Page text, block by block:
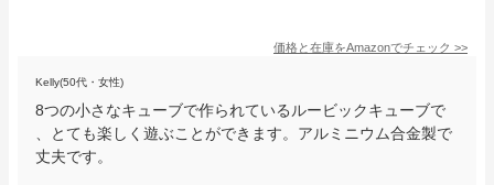
価格と在庫をAmazonでチェック >>
Kelly(50代・女性)
8つの小さなキューブで作られているルービックキューブで
、とても楽しく遊ぶことができます。アルミニウム合金製で
丈夫です。